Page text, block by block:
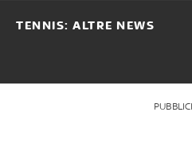
TENNIS: ALTRE NEWS